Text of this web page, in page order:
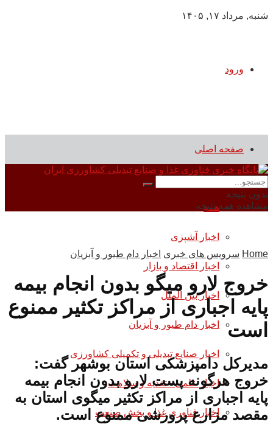
شنبه, مرداد ۱۷, ۱۴۰۵
ورود
صفحه اصلی
سرویس های خبری
همه
اخبار آشپزی
اخبار اقتصاد و بازار
اخبار بین الملل
اخبار دام طیور و آبزیان
اخبار صنایع تبدیلی و تکمیلی کشاورزی
اخبار علمی - تغذیه و سلامت
اخبار فناوری غذا و بخش صنعت
بدون نتیجه
مشاهده همه نتیجه
Home سرویس های خبری اخبار دام طیور و آبزیان
خروج لارو میگو بدون انجام بیمه
پایه اجباری از مراکز تکثیر ممنوع
است
مدیرکل دامپزشکی استان بوشهر گفت:
خروج هرگونه پست لارو بدون انجام بیمه
پایه اجباری از مراکز تکثیر میگوی استان به
مقصد مزارع پرورشی ممنوع است.